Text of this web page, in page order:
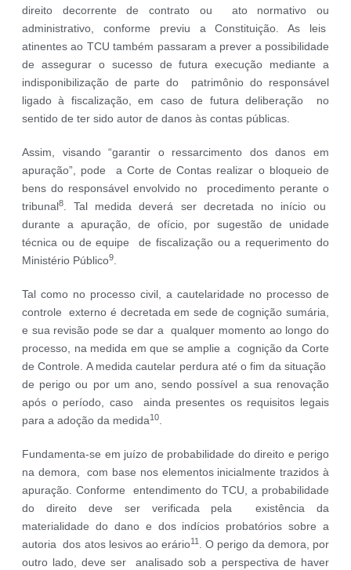
direito decorrente de contrato ou ato normativo ou
administrativo, conforme previu a Constituição. As leis
atinentes ao TCU também passaram a prever a possibilidade
de assegurar o sucesso de futura execução mediante a
indisponibilização de parte do patrimônio do responsável
ligado à fiscalização, em caso de futura deliberação no
sentido de ter sido autor de danos às contas públicas.
Assim, visando “garantir o ressarcimento dos danos em
apuração”, pode a Corte de Contas realizar o bloqueio de
bens do responsável envolvido no procedimento perante o
tribunal8. Tal medida deverá ser decretada no início ou
durante a apuração, de ofício, por sugestão de unidade
técnica ou de equipe de fiscalização ou a requerimento do
Ministério Público9.
Tal como no processo civil, a cautelaridade no processo de
controle externo é decretada em sede de cognição sumária,
e sua revisão pode se dar a qualquer momento ao longo do
processo, na medida em que se amplie a cognição da Corte
de Controle. A medida cautelar perdura até o fim da situação
de perigo ou por um ano, sendo possível a sua renovação
após o período, caso ainda presentes os requisitos legais
para a adoção da medida10.
Fundamenta-se em juízo de probabilidade do direito e perigo
na demora, com base nos elementos inicialmente trazidos à
apuração. Conforme entendimento do TCU, a probabilidade
do direito deve ser verificada pela existência da
materialidade do dano e dos indícios probatórios sobre a
autoria dos atos lesivos ao erário11 . O perigo da demora, por
outro lado, deve ser analisado sob a perspectiva de haver